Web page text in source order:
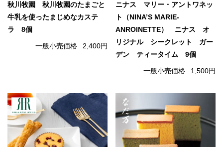
秋川牧園 秋川牧園のたまごと
牛乳を使ったまじめなカステ
ラ 8個
一般小売価格 2,400円
ニナス マリー・アントワネッ
ト（NINA’S MARIE-
ANROINETTE） ニナス オ
リジナル シークレット ガー
デン ティータイム 9個
一般小売価格 1,500円